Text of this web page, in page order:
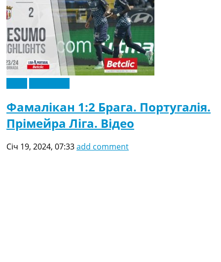
Фамалікан 1:2 Брага. Португалія.
Прімейра Ліга. Відео
Січ 19, 2024, 07:33add comment